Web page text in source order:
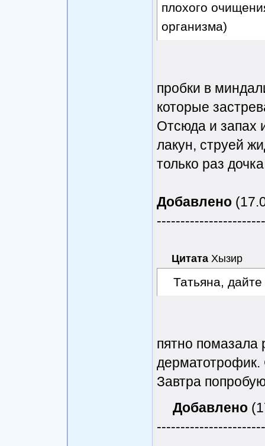
плохого
организма)
пробки в
которые
Отсюда и запах
лакун, струей
только раз
Добавлено
Цитата Хызир
Татьяна,
пятно помазала
дерматотрофик.
Завтра
Добавлено